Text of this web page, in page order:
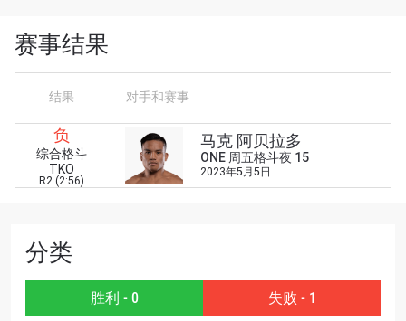
赛事结果
结果 对手和赛事
负
综合格斗
TKO
R2 (2:56)
马克 阿贝拉多
ONE 周五格斗夜 15
2023年5月5日
分类
胜利 - 0 失败 - 1
浏览了解更多
在任何地域观看ONE冠军赛，现在注册获得权限了
解最新资讯、解锁特别福利以及优先机遇获得直播
名字